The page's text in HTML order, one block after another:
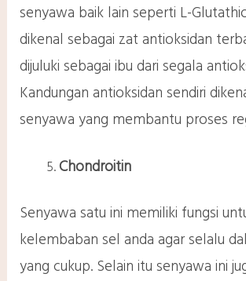
senyawa baik lain seperti L-
dikenal sebagai zat antioksidan
dijuluki sebagai ibu dari segala
Kandungan antioksidan sendiri
senyawa yang membantu proses
Chondroitin
Senyawa satu ini memiliki fungsi
kelembaban sel anda agar selalu
yang cukup. Selain itu senyawa ini